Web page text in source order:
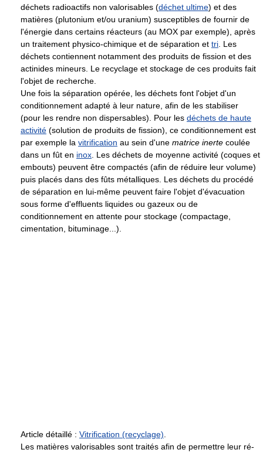
déchets radioactifs non valorisables (déchet ultime) et des
matières (plutonium et/ou uranium) susceptibles de fournir de
l'énergie dans certains réacteurs (au MOX par exemple), après
un traitement physico-chimique et de séparation et tri . Les
déchets contiennent notamment des produits de fission et des
actinides mineurs. Le recyclage et stockage de ces produits fait
l'objet de recherche.
Une fois la séparation opérée, les déchets font l'objet d'un
conditionnement adapté à leur nature, afin de les stabiliser
(pour les rendre non dispersables). Pour les déchets de haute
activité (solution de produits de fission), ce conditionnement est
par exemple la vitrification au sein d'une matrice inerte coulée
dans un fût en inox . Les déchets de moyenne activité (coques et
embouts) peuvent être compactés (afin de réduire leur volume)
puis placés dans des fûts métalliques. Les déchets du procédé
de séparation en lui-même peuvent faire l'objet d'évacuation
sous forme d'effluents liquides ou gazeux ou de
conditionnement en attente pour stockage (compactage,
cimentation, bituminage...).
Article détaillé : Vitrification (recyclage)
Les matières valorisables sont traités afin de permettre leur ré-